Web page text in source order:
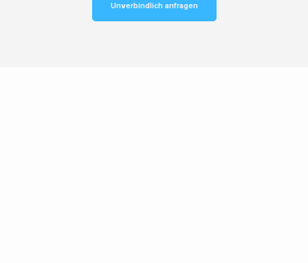
Unverbindlich anfragen